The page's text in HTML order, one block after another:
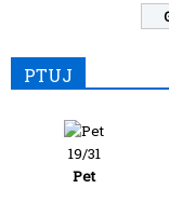
PTUJ
19/31
Pet